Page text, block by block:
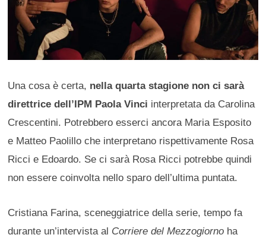
Una cosa è certa, nella quarta stagione non ci sarà
direttrice dell’IPM Paola Vinci interpretata da Carolina
Crescentini. Potrebbero esserci ancora Maria Esposito
e Matteo Paolillo che interpretano rispettivamente Rosa
Ricci e Edoardo. Se ci sarà Rosa Ricci potrebbe quindi
non essere coinvolta nello sparo dell’ultima puntata.
Cristiana Farina, sceneggiatrice della serie, tempo fa
durante un’intervista al Corriere del Mezzogiorno ha